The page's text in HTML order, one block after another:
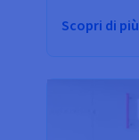
Scopri di più